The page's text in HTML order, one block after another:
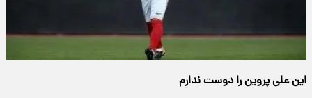
این علی پروین را دوست ندارم